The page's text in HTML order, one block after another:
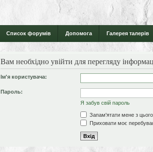
Список форумів Допомога Галерея талерів
Вам необхідно увійти для перегляду
Ім'я користувача:
Пароль:
Я забув свій пароль
Запам'ятати мене з
Приховати моє